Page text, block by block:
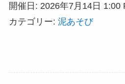
開催日: 2026年7月14日 1:00
カテゴリー: 泥あそび